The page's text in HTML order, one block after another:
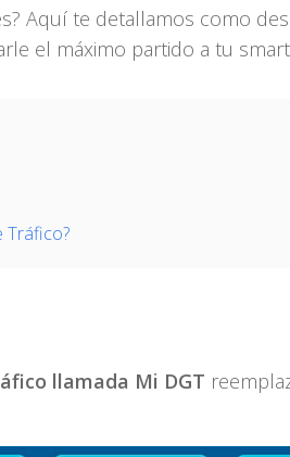
Aquí te detallamos como
el máximo partido a tu
Tráfico?
llamada Mi DGT